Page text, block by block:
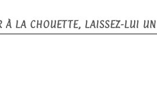
À LA CHOUETTE, LAISSEZ-LUI